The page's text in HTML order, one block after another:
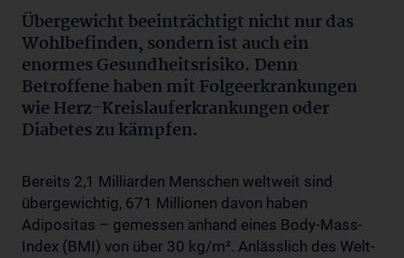
Übergewicht beeinträchtigt nicht nur das
Wohlbefinden, sondern ist auch ein
enormes Gesundheitsrisiko. Denn
Betroffene haben mit Folgeerkrankungen
wie Herz-Kreislauferkrankungen oder
Diabetes zu kämpfen.
Bereits 2,1 Milliarden Menschen weltweit sind
übergewichtig, 671 Millionen davon haben
Adipositas – gemessen anhand eines Body-Mass-
Index (BMI) von über 30 kg/m². Anlässlich des Welt-